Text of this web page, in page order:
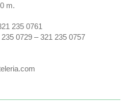
m.
235 0761
0729–321 235 0757